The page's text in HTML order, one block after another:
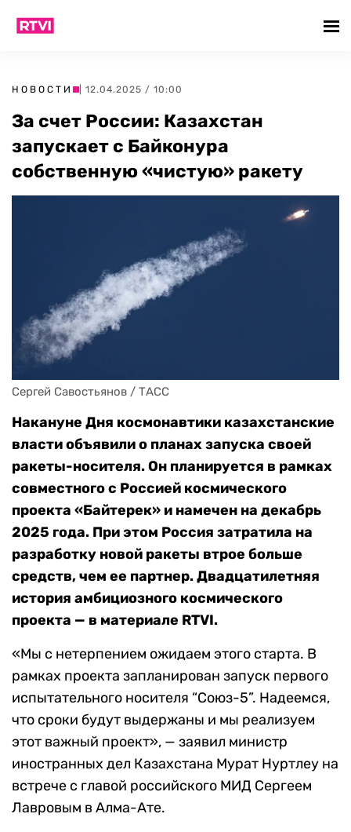
НОВОСТИ | 12.04.2025 / 10:00
За счет России: Казахстан
запускает с Байконура
собственную «чистую» ракету
Сергей Савостьянов / ТАСС
Накануне Дня космонавтики казахстанские
власти объявили о планах запуска своей
ракеты-носителя. Он планируется в рамках
совместного с Россией космического
проекта «Байтерек» и намечен на декабрь
2025 года. При этом Россия затратила на
разработку новой ракеты втрое больше
средств, чем ее партнер. Двадцатилетняя
история амбициозного космического
проекта — в материале RTVI.
«Мы с нетерпением ожидаем этого старта. В
рамках проекта запланирован запуск первого
испытательного носителя “Союз-5”. Надеемся,
что сроки будут выдержаны и мы реализуем
этот важный проект», — заявил министр
иностранных дел Казахстана Мурат Нуртлеу на
встрече с главой российского МИД Сергеем
Лавровым в Алма-Ате.